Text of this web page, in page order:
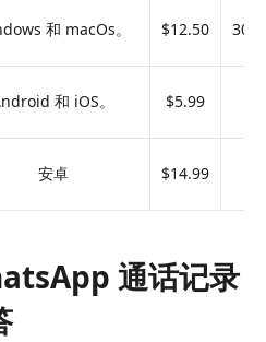
和 macOs。 $12.50 30
和 iOS。 $5.99
安卓 $14.99
通话记录